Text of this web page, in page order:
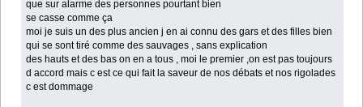
que sur alarme des personnes pourtant bien
se casse comme ça
moi je suis un des plus ancien j en ai connu des gars et des filles bien
qui se sont tiré comme des sauvages , sans explication
des hauts et des bas on en a tous , moi le premier ,on est pas toujours
d accord mais c est ce qui fait la saveur de nos débats et nos rigolades
c est dommage